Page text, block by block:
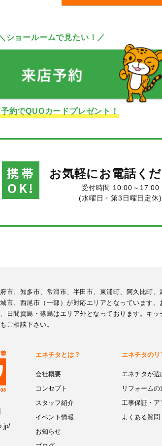
ショールームで見たい！／
約でQUOカードプレゼント！
携帯
OK!
お気軽にお電話く
受付時間 10:00～17:00
(水曜日・第3日曜日定休)
市、知多市、常滑市、半田市、東浦町、阿久比町
市、西尾市（一部）が対応エリアとなっています
日間賀島・篠島はエリア外となっております。キ
ご相談下さい。
エネチタとは？
会社概要
コンセプト
スタッフ紹介
イベント情報
お知らせ
エネチタのリ
エネチタが選
リフォームの
工事保証・ア
よくある質問